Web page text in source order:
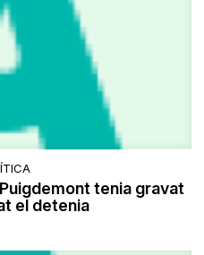
tenia gravat
el detenia